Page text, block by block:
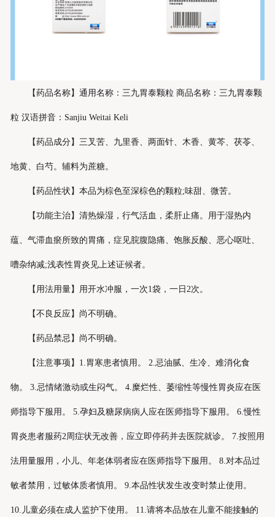
【药品名称】通用名称：三九胃泰颗粒 商品名称：三九胃泰颗
粒 汉语拼音：Sanjiu Weitai Keli
【药品成分】三叉苦、九里香、两面针、木香、黄芩、茯苓、
地黄、白芍。辅料为蔗糖。
【药品性状】本品为棕色至深棕色的颗粒;味甜、微苦。
【功能主治】清热燥湿，行气活血，柔肝止痛。用于湿热内
蕴、气滞血瘀所致的胃痛，症见脘腹隐痛、饱胀反酸、恶心呕吐、
嘈杂纳减;浅表性胃炎见上述证候者。
【用法用量】用开水冲服，一次1袋，一日2次。
【不良反应】尚不明确。
【药品禁忌】尚不明确。
【注意事项】1.胃寒患者慎用。 2.忌油腻、生冷、难消化食
物。 3.忌情绪激动或生闷气。 4.糜烂性、萎缩性等慢性胃炎应在医
师指导下服用。 5.孕妇及糖尿病病人应在医师指导下服用。 6.慢性
胃炎患者服药2周症状无改善，应立即停药并去医院就诊。 7.按照用
法用量服用，小儿、年老体弱者应在医师指导下服用。 8.对本品过
敏者禁用，过敏体质者慎用。 9.本品性状发生改变时禁止使用。
10.儿童必须在成人监护下使用。 11.请将本品放在儿童不能接触的